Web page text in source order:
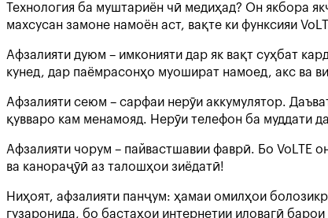
Технология ба муштариён чӣ медиҳад? Он якбора
махсусан замоне намоён аст, вақте ки функсияи
Афзалияти дуюм – имконияти дар як вақт суҳбат
кунед, дар паёмрасонҳо муошират намоед, акс ва
Афзалияти сеюм – сарфаи нерӯи аккумулятор.
қувваро кам менамояд. Нерӯи телефон ба муддати
Афзалияти чорум – пайвастшавии фаврӣ. Бо VoLTE
ва канораҷӯӣ аз талошҳои зиёдатӣ!
Ниҳоят, афзалияти панҷум: ҳамаи омилҳои
гузаронида, бо бастаҳои интернетии иловагӣ